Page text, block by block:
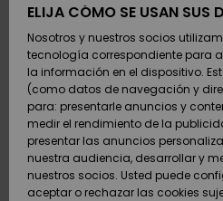
Zapatos
chanclas
Surf
Snow
Zapatos
chanclas
Surf
Snow
Snow
SURF
SNOW
Snow
Tienda
Snow
DOBLE
PROMO
Outlet
Mujer
Pago
Tarjeta de
regalo
Quiksilver
Freedom
ELIJA CÓMO SE USAN SUS
Nosotros y nuestros socios
tecnología correspondiente para
la información en el dispositivo.
(como datos de navegación y
para: presentarle anuncios y
medir el rendimiento de la
presentar las anuncios
nuestra audiencia, desarrollar y
nuestros socios. Usted puede
aceptar o rechazar las cookies